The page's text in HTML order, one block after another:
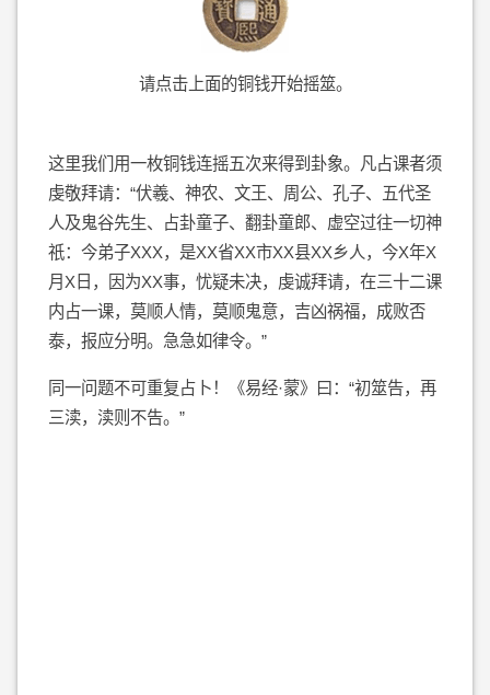
请点击上面的铜钱开始摇筮。
这里我们用一枚铜钱连摇五次来得到卦象。凡占课者须
虔敬拜请：“伏羲、神农、文王、周公、孔子、五代圣
人及鬼谷先生、占卦童子、翻卦童郎、虚空过往一切神
祇：今弟子XXX，是XX省XX市XX县XX乡人，今X年X
月X日，因为XX事，忧疑未决，虔诚拜请，在三十二课
内占一课，莫顺人情，莫顺鬼意，吉凶祸福，成败否
泰，报应分明。急急如律令。”
同一问题不可重复占卜！《易经·蒙》曰：“初筮告，再
三渎，渎则不告。”